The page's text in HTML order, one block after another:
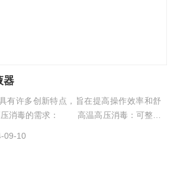
器
有许多创新特点，旨在提高操作效率和舒
压消毒的需求： 高温高压消毒：可整支
高操作的舒适度和效率。 数字视窗：设
09-10